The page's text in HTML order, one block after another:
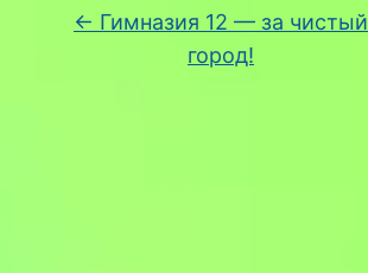
← Гимназия 12 — за чистый
город!